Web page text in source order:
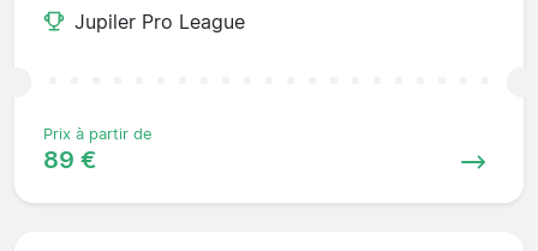
Jupiler Pro League
Prix à partir de
89 €